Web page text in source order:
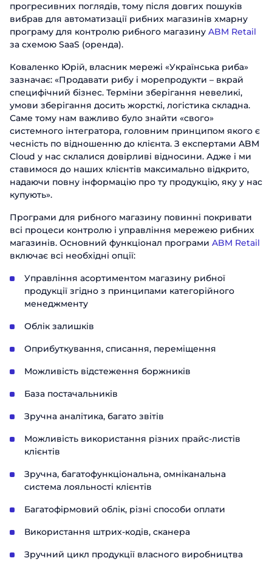
прогресивних поглядів, тому після довгих пошуків
вибрав для автоматизації рибних магазинів хмарну
програму для контролю рибного магазину ABM Retail
за схемою SaaS (оренда).
Коваленко Юрій, власник мережі «Українська риба»
зазначає: «Продавати рибу і морепродукти – вкрай
специфічний бізнес. Терміни зберігання невеликі,
умови зберігання досить жорсткі, логістика складна.
Саме тому нам важливо було знайти «свого»
системного інтегратора, головним принципом якого є
чесність по відношенню до клієнта. З експертами ABM
Cloud у нас склалися довірливі відносини. Адже і ми
ставимося до наших клієнтів максимально відкрито,
надаючи повну інформацію про ту продукцію, яку у нас
купують».
Програми для рибного магазину повинні покривати
всі процеси контролю і управління мережею рибних
магазинів. Основний функціонал програми ABM Retail
включає всі необхідні опції:
Управління асортиментом магазину рибної
продукції згідно з принципами категорійного
менеджменту
Облік залишків
Оприбуткування, списання, переміщення
Можливість відстеження боржників
База постачальників
Зручна аналітика, багато звітів
Можливість використання різних прайс-листів
клієнтів
Зручна, багатофункціональна, омніканальна
система лояльності клієнтів
Багатофірмовий облік, різні способи оплати
Використання штрих-кодів, сканера
Зручний цикл продукції власного виробництва